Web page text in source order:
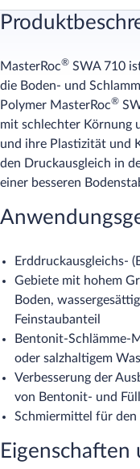
MasterRoc® SWA 710
die Boden- und
Polymer MasterRoc®
mit schlechter Körnung
und ihre Plastizität und
den Druckausgleich in
einer besseren
Erddruckausgleichs-
Gebiete mit hohem
Boden,
Feinstaubanteil
Bentonit-Schlämme-
oder salzhaltigem
Verbesserung der
von Bentonit- und
Schmiermittel für
Eigenschaften